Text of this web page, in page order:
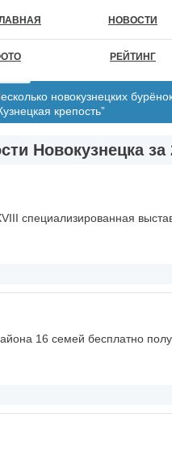
НОВОСТИ
РЕЙТИНГ
новокузнецких
крепость”
Новокузнецка за
специализированная
16 семей бесплатно